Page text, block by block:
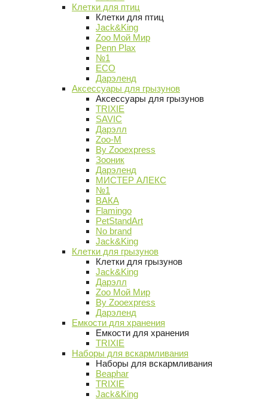
Клетки для птиц
Клетки для птиц
Jack&King
Zoo Мой Мир
Penn Plax
№1
ECO
Дарэленд
Аксессуары для грызунов
Аксессуары для грызунов
TRIXIE
SAVIC
Дарэлл
Zoo-M
By Zooexpress
Зооник
Дарэленд
МИСТЕР АЛЕКС
№1
ВАКА
Flamingo
PetStandArt
No brand
Jack&King
Клетки для грызунов
Клетки для грызунов
Jack&King
Дарэлл
Zoo Мой Мир
By Zooexpress
Дарэленд
Емкости для хранения
Емкости для хранения
TRIXIE
Наборы для вскармливания
Наборы для вскармливания
Beaphar
TRIXIE
Jack&King